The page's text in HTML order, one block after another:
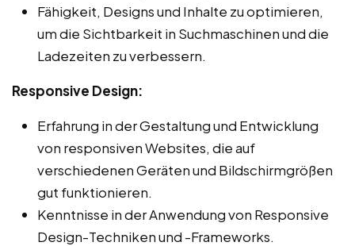
Fähigkeit, Designs und Inhalte zu optimieren,
um die Sichtbarkeit in Suchmaschinen und die
Ladezeiten zu verbessern.
Responsive Design:
Erfahrung in der Gestaltung und Entwicklung
von responsiven Websites, die auf
verschiedenen Geräten und Bildschirmgrößen
gut funktionieren.
Kenntnisse in der Anwendung von Responsive
Design-Techniken und -Frameworks.